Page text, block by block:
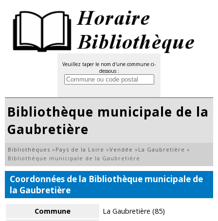
Veuillez taper le nom d'une commune ci-
dessous :
Bibliothèque municipale de la
Gaubretière
Bibliothèques » Pays de la Loire »Vendée » La Gaubretière »
Bibliothèque municipale de la Gaubretière
Coordonnées de la Bibliothèque municipale de
la Gaubretière
Commune
La Gaubretière (85)